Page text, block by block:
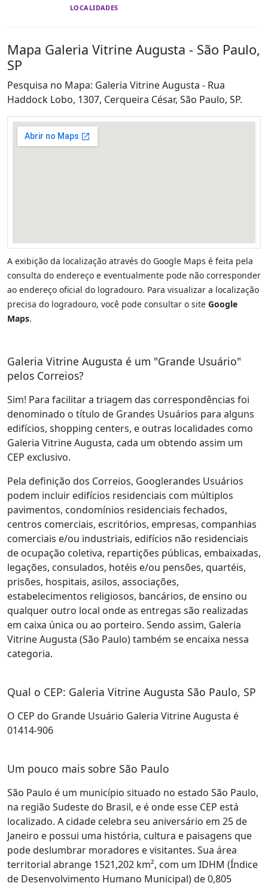
LOCALIDADES
Mapa Galeria Vitrine Augusta - São Paulo,
SP
Pesquisa no Mapa: Galeria Vitrine Augusta - Rua
Haddock Lobo, 1307, Cerqueira César, São Paulo, SP.
A exibição da localização através do Google Maps é feita pela
consulta do endereço e eventualmente pode não corresponder
ao endereço oficial do logradouro. Para visualizar a localização
precisa do logradouro, você pode consultar o site Google
Maps.
Galeria Vitrine Augusta é um "Grande Usuário"
pelos Correios?
Sim! Para facilitar a triagem das correspondências foi
denominado o título de Grandes Usuários para alguns
edifícios, shopping centers, e outras localidades como
Galeria Vitrine Augusta, cada um obtendo assim um
CEP exclusivo.
Pela definição dos Correios, Googlerandes Usuários
podem incluir edifícios residenciais com múltiplos
pavimentos, condomínios residenciais fechados,
centros comerciais, escritórios, empresas, companhias
comerciais e/ou industriais, edifícios não residenciais
de ocupação coletiva, repartições públicas, embaixadas,
legações, consulados, hotéis e/ou pensões, quartéis,
prisões, hospitais, asilos, associações,
estabelecimentos religiosos, bancários, de ensino ou
qualquer outro local onde as entregas são realizadas
em caixa única ou ao porteiro. Sendo assim, Galeria
Vitrine Augusta (São Paulo) também se encaixa nessa
categoria.
Qual o CEP: Galeria Vitrine Augusta São Paulo, SP
O CEP do Grande Usuário Galeria Vitrine Augusta é
01414-906
Um pouco mais sobre São Paulo
São Paulo é um município situado no estado São Paulo,
na região Sudeste do Brasil, e é onde esse CEP está
localizado. A cidade celebra seu aniversário em 25 de
Janeiro e possui uma história, cultura e paisagens que
pode deslumbrar moradores e visitantes. Sua área
territorial abrange 1521,202 km², com um IDHM (Índice
de Desenvolvimento Humano Municipal) de 0,805